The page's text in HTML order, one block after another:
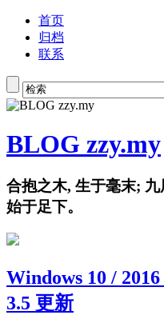
首页
归档
联系
BLOG zzy.my
合抱之木, 生于毫末;
始于足下。
Windows 10 /
3.5 更新